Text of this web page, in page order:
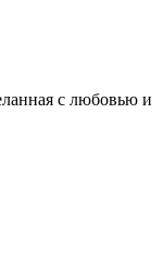
с любовью и